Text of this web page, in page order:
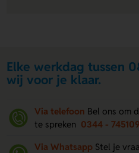
Elke werkdag tussen
wij voor je klaar.
Via telefoon Bel ons om
te spreken 0344 - 745109
Via Whatsapp Stel je